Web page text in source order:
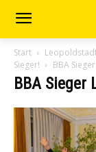
Start
Sieger!
BBA
BBA